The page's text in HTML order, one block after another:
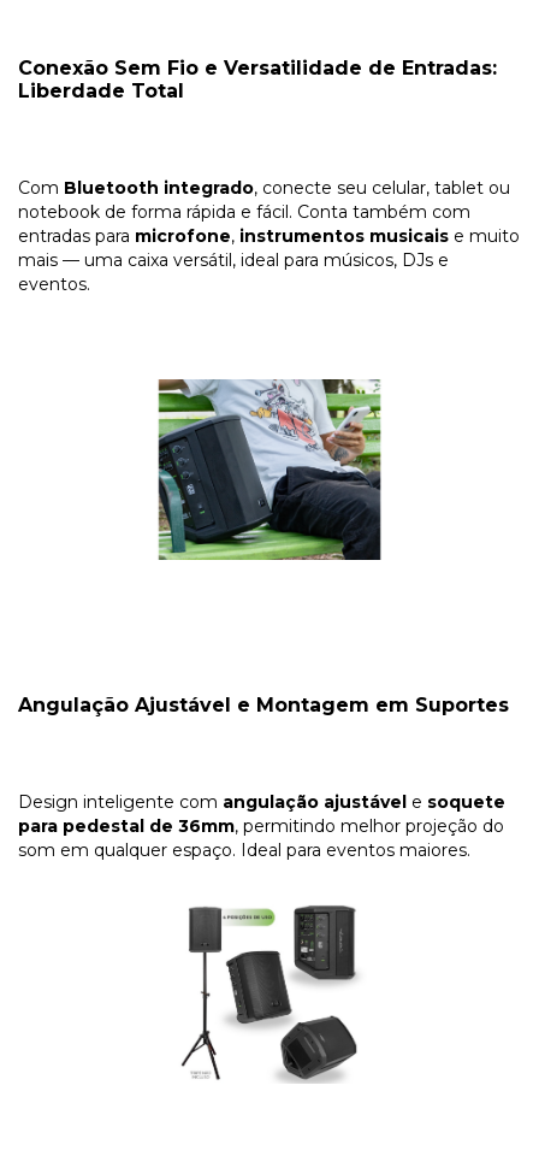
Conexão Sem Fio e Versatilidade de Entradas:
Liberdade Total
Com Bluetooth integrado, conecte seu celular, tablet ou
notebook de forma rápida e fácil. Conta também com
entradas para microfone, instrumentos musicais e muito
mais — uma caixa versátil, ideal para músicos, DJs e
eventos.
Angulação Ajustável e Montagem em Suportes
Design inteligente com angulação ajustável e soquete
para pedestal de 36mm, permitindo melhor projeção do
som em qualquer espaço. Ideal para eventos maiores.